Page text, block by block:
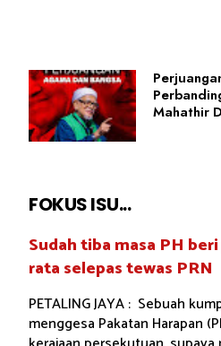
Mahathir
FOKUS ISU...
Sudah tiba masa PH
rata selepas tewas PRN
PETALING JAYA : Sebuah
menggesa Pakatan Harapan